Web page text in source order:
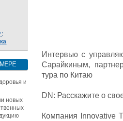
и
новых
Интервью с
Сарайкиным,
тура по Китаю
DN: Расскажите о
Компания Innovative